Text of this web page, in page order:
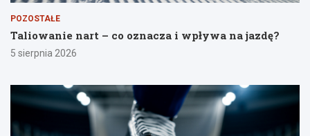
POZOSTAŁE
Taliowanie nart – co oznacza i wpływa na jazdę?
5 sierpnia 2026